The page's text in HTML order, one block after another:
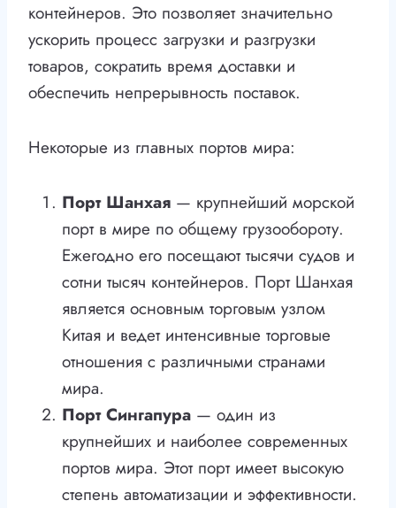
контейнеров. Это позволяет значительно
ускорить процесс загрузки и разгрузки
товаров, сократить время доставки и
обеспечить непрерывность поставок.
Некоторые из главных портов мира:
Порт Шанхая — крупнейший морской
порт в мире по общему грузообороту.
Ежегодно его посещают тысячи судов и
сотни тысяч контейнеров. Порт Шанхая
является основным торговым узлом
Китая и ведет интенсивные торговые
отношения с различными странами
мира.
Порт Сингапура — один из
крупнейших и наиболее современных
портов мира. Этот порт имеет высокую
степень автоматизации и эффективности.